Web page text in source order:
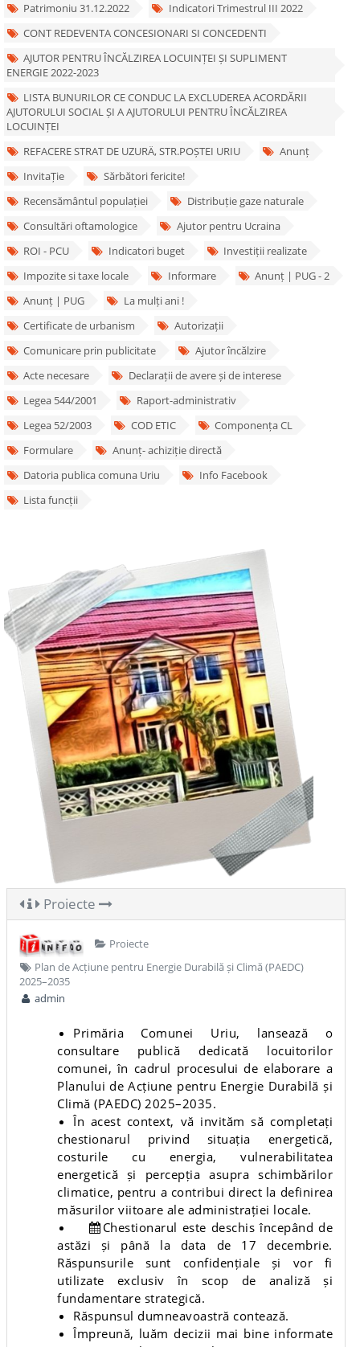
Patrimoniu 31.12.2022
Indicatori Trimestrul III 2022
CONT REDEVENTA CONCESIONARI SI CONCEDENTI
AJUTOR PENTRU ÎNCĂLZIREA LOCUINȚEI ȘI SUPLIMENT
ENERGIE 2022-2023
LISTA BUNURILOR CE CONDUC LA EXCLUDEREA ACORDĂRII
AJUTORULUI SOCIAL ȘI A AJUTORULUI PENTRU ÎNCĂLZIREA
LOCUINȚEI
REFACERE STRAT DE UZURÄ‚ STR.POȘTEI URIU
Anunț
InvitaȚie
Sărbători fericite!
Recensământul populației
Distribuție gaze naturale
Consultări oftamologice
Ajutor pentru Ucraina
ROI - PCU
Indicatori buget
Investiții realizate
Impozite si taxe locale
Informare
Anunț | PUG - 2
Anunț | PUG
La mulți ani !
Certificate de urbanism
Autorizații
Comunicare prin publicitate
Ajutor încălzire
Acte necesare
Declarații de avere și de interese
Legea 544/2001
Raport-administrativ
Legea 52/2003
COD ETIC
Componența CL
Formulare
Anunț- achiziție directă
Datoria publica comuna Uriu
Info Facebook
Lista funcții
Proiecte
Proiecte
Plan de Acțiune pentru Energie Durabilă și Climă (PAEDC)
2025–2035
admin
Primăria Comunei Uriu, lansează o
consultare publică dedicată locuitorilor
comunei, în cadrul procesului de elaborare a
Planului de Acțiune pentru Energie Durabilă și
Climă (PAEDC) 2025–2035.
În acest context, vă invităm să completați
chestionarul privind situația energetică,
costurile cu energia, vulnerabilitatea
energetică și percepția asupra schimbărilor
climatice, pentru a contribui direct la definirea
măsurilor viitoare ale administrației locale.
Chestionarul este deschis începând de
astăzi și până la data de 17 decembrie.
Răspunsurile sunt confidențiale și vor fi
utilizate exclusiv în scop de analiză și
fundamentare strategică.
Răspunsul dumneavoastră contează.
Împreună, luăm decizii mai bine informate